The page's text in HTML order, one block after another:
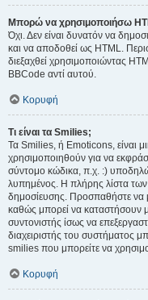
Μπορώ να χρησιμοποιήσω
Όχι. Δεν είναι δυνατόν να
και να αποδοθεί ως HTML.
διεξαχθεί χρησιμοποιώντας
BBCode αντί αυτού.
Κορυφή
Τι είναι τα Smilies;
Τα Smilies, ή Emoticons, είναι
χρησιμοποιηθούν για να
σύντομο κώδικα, π.χ. :)
λυπημένος. Η πλήρης λίστα των
δημοσίευσης. Προσπαθήστε να
καθώς μπορεί να καταστήσουν
συντονιστής ίσως να
διαχειριστής του συστήματος
smilies που μπορείτε να
Κορυφή